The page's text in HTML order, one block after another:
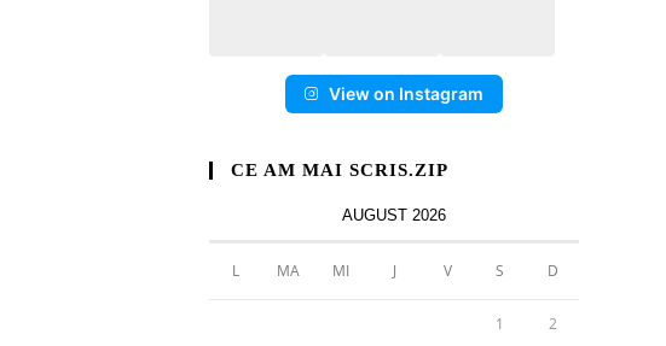
View on Instagram
CE AM MAI SCRIS.ZIP
AUGUST 2026
L MA MI J V S D
1 2